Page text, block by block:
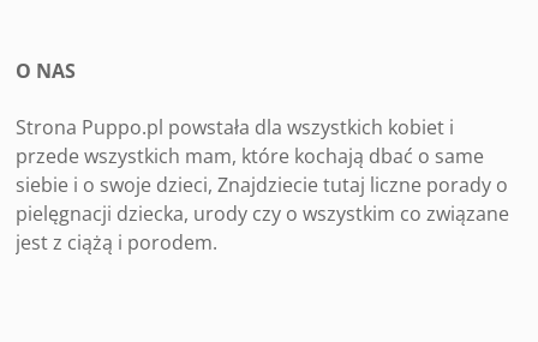
O NAS
Strona Puppo.pl powstała dla wszystkich kobiet i
przede wszystkich mam, które kochają dbać o same
siebie i o swoje dzieci, Znajdziecie tutaj liczne porady o
pielęgnacji dziecka, urody czy o wszystkim co związane
jest z ciążą i porodem.